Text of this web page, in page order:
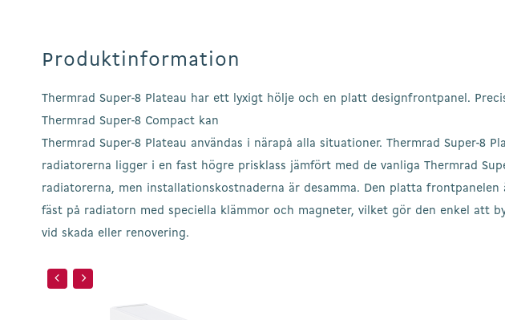
Produktinformation
Thermrad Super-8 Plateau har ett lyxigt hölje och en platt designfrontpanel.
Thermrad Super-8 Compact kan
Thermrad Super-8 Plateau användas i närapå alla situationer. Thermrad Super-8
radiatorerna ligger i en fast högre prisklass jämfört med de vanliga Thermrad
radiatorerna, men installationskostnaderna är desamma. Den platta frontpanelen
fäst på radiatorn med speciella klämmor och magneter, vilket gör den enkel att
vid skada eller renovering.